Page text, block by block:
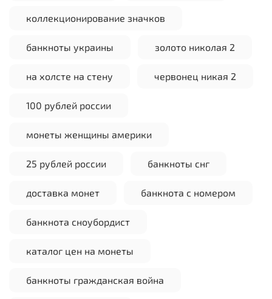
коллекционирование значков
банкноты украины золото николая 2
на холсте на стену червонец никая 2
100 рублей россии
монеты женщины америки
25 рублей россии банкноты снг
доставка монет банкнота с номером
банкнота сноубордист
каталог цен на монеты
банкноты гражданская война